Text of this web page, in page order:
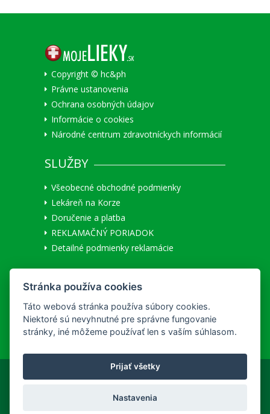
Copyright © hc&ph
Právne ustanovenia
Ochrana osobných údajov
Informácie o cookies
Národné centrum zdravotníckych informácií
SLUŽBY
Všeobecné obchodné podmienky
Lekáreň na Korze
Doručenie a platba
REKLAMAČNÝ PORIADOK
Detailné podmienky reklamácie
Užívateľ: Neprihlásený
Prihlásiť
Registrácia nového zákazníka
Stránka používa cookies
Táto webová stránka používa súbory cookies.
Niektoré sú nevyhnutné pre správne fungovanie
stránky, iné môžeme používať len s vaším súhlasom.
Prijať všetky
Nastavenia